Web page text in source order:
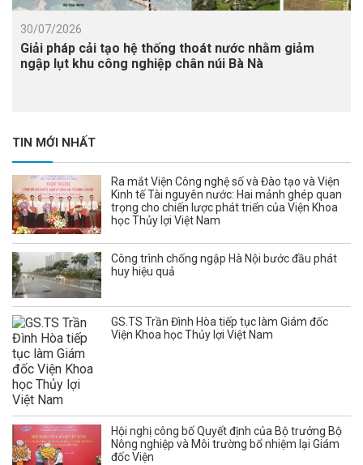
30/07/2026
Giải pháp cải tạo hệ thống thoát nước nhằm giảm
ngập lụt khu công nghiệp chân núi Bà Nà
TIN MỚI NHẤT
Ra mắt Viện Công nghệ số và Đào tạo và Viện
Kinh tế Tài nguyên nước: Hai mảnh ghép quan
trọng cho chiến lược phát triển của Viện Khoa
học Thủy lợi Việt Nam
Công trình chống ngập Hà Nội bước đầu phát
huy hiệu quả
GS.TS Trần Đình Hòa tiếp tục làm Giám đốc
Viện Khoa học Thủy lợi Việt Nam
Hội nghị công bố Quyết định của Bộ trưởng Bộ
Nông nghiệp và Môi trường bổ nhiệm lại Giám
đốc Viện